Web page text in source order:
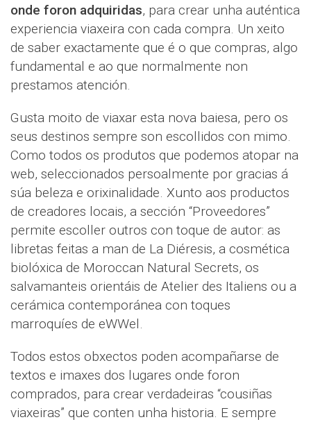
onde foron adquiridas, para crear unha auténtica
experiencia viaxeira con cada compra. Un xeito
de saber exactamente que é o que compras, algo
fundamental e ao que normalmente non
prestamos atención.
Gusta moito de viaxar esta nova baiesa, pero os
seus destinos sempre son escollidos con mimo.
Como todos os produtos que podemos atopar na
web, seleccionados persoalmente por gracias á
súa beleza e orixinalidade. Xunto aos productos
de creadores locais, a sección “Proveedores”
permite escoller outros con toque de autor: as
libretas feitas a man de La Diéresis, a cosmética
biolóxica de Moroccan Natural Secrets, os
salvamanteis orientáis de Atelier des Italiens ou a
cerámica contemporánea con toques
marroquíes de eWWel.
Todos estos obxectos poden acompañarse de
textos e imaxes dos lugares onde foron
comprados, para crear verdadeiras “cousiñas
viaxeiras” que conten unha historia. E sempre